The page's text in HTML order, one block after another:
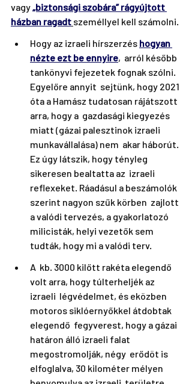
vagy „biztonsági szobára” rágyújtott
házban ragadt személlyel kell számolni.
Hogy az izraeli hírszerzés hogyan
nézte ezt be ennyire,  arról később
tankönyvi fejezetek fognak szólni.
Egyelőre annyit  sejtünk, hogy 2021
óta a Hamász tudatosan rájátszott
arra, hogy a  gazdasági kiegyezés
miatt (gázai palesztinok izraeli
munkavállalása) nem  akar háborút.
Ez úgy látszik, hogy tényleg
sikeresen bealtatta az  izraeli
reflexeket. Ráadásul a beszámolók
szerint nagyon szűk körben  zajlott
a valódi tervezés, a gyakorlatozó
milicisták, helyi vezetők sem
tudták, hogy mi a valódi terv.
A  kb. 3000 kilőtt rakéta elegendő
volt arra, hogy túlterheljék az
izraeli  légvédelmet, és eközben
motoros siklóernyőkkel átdobtak
elegendő  fegyverest, hogy a gázai
határon álló izraeli falat
megostromolják, négy  erődöt is
elfoglalva, 30 kilométer mélyen